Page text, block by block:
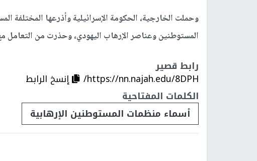
وحملت الخارجية، الحكومة الإسرائيلية وأذرعها المختلفة
المستوطنين وعناصر الإرهاب اليهودي، وحذرت من التعامل
رابط قصير
https://nn.najah.edu/8DPH/
إنسخ الرابط
الكلمات المفتاحية
أسماء منظمات المستوطنين الإرهابية